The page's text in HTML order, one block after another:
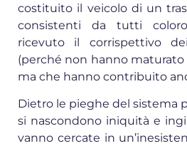
costituito il veicolo di un
consistenti da tutti
ricevuto il corrispettivo
(perché non hanno
ma che hanno contribuito
Dietro le pieghe del sistema
si nascondono iniquità e
vanno cercate in